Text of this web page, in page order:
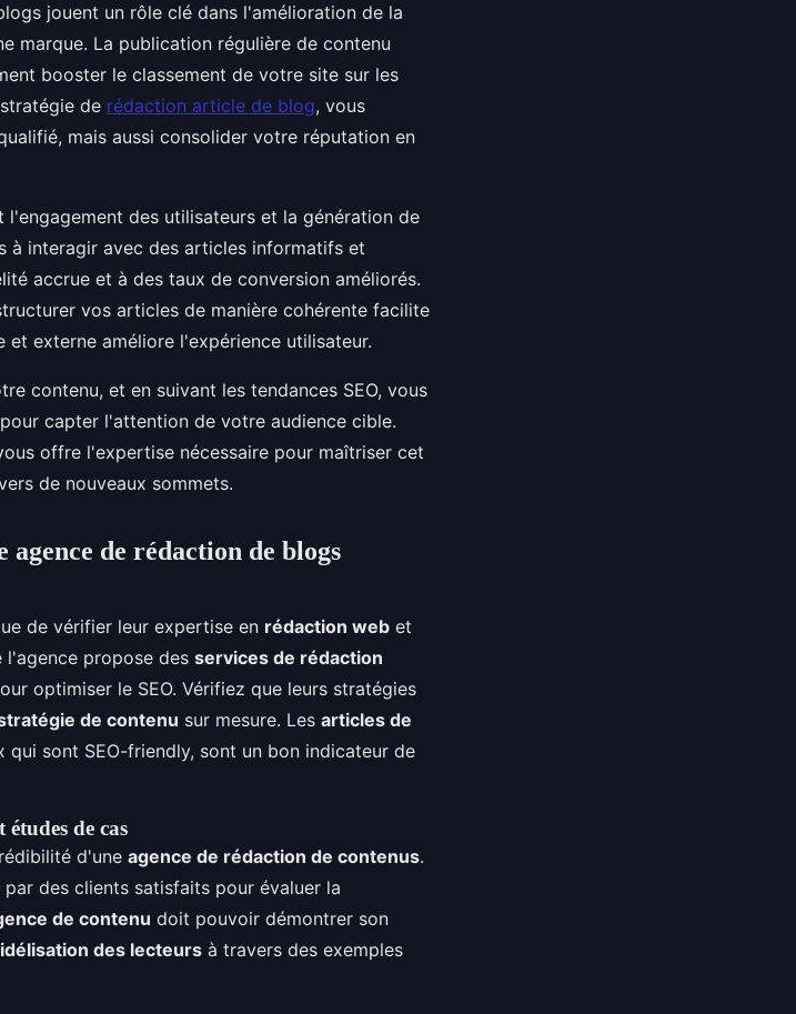
jouent un rôle clé dans l'amélioration de la
marque. La publication régulière de contenu
booster le classement de votre site sur les
de rédaction article de blog, vous
mais aussi consolider votre réputation en
des utilisateurs et la génération de
à interagir avec des articles informatifs et
accrue et à des taux de conversion améliorés.
vos articles de manière cohérente facilite
externe améliore l'expérience utilisateur.
contenu, et en suivant les tendances SEO, vous
capter l'attention de votre audience cible.
offre l'expertise nécessaire pour maîtriser cet
de nouveaux sommets.
de rédaction de blogs
de vérifier leur expertise en rédaction web et
l'agence propose des services de rédaction
optimiser le SEO. Vérifiez que leurs stratégies
de contenu sur mesure. Les articles de
qui sont SEO-friendly, sont un bon indicateur de
de cas
d'une agence de rédaction de contenus.
des clients satisfaits pour évaluer la
de contenu doit pouvoir démontrer son
des lecteurs à travers des exemples